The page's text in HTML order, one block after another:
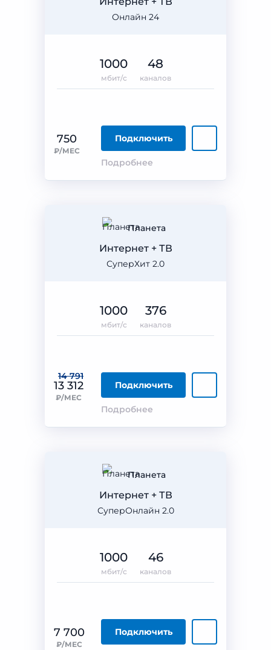
Онлайн 24
750
₽/МЕС
Подключить
Подробнее
1000
мбит/с
48
каналов
Планета
СуперХит 2.0
Интернет + ТВ
14 791
13 312
₽/МЕС
Подключить
Подробнее
1000
мбит/с
376
каналов
Планета
СуперОнлайн 2.0
Интернет + ТВ
7 700
₽/МЕС
Подключить
1000
мбит/с
46
каналов